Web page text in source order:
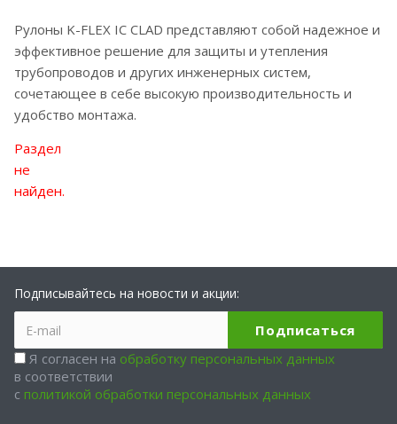
Рулоны K-FLEX IC CLAD представляют собой надежное и
эффективное решение для защиты и утепления
трубопроводов и других инженерных систем,
сочетающее в себе высокую производительность и
удобство монтажа.
Раздел
не
найден.
Подписывайтесь на новости и акции:
Я согласен на обработку персональных данных
в соответствии
с политикой обработки персональных данных